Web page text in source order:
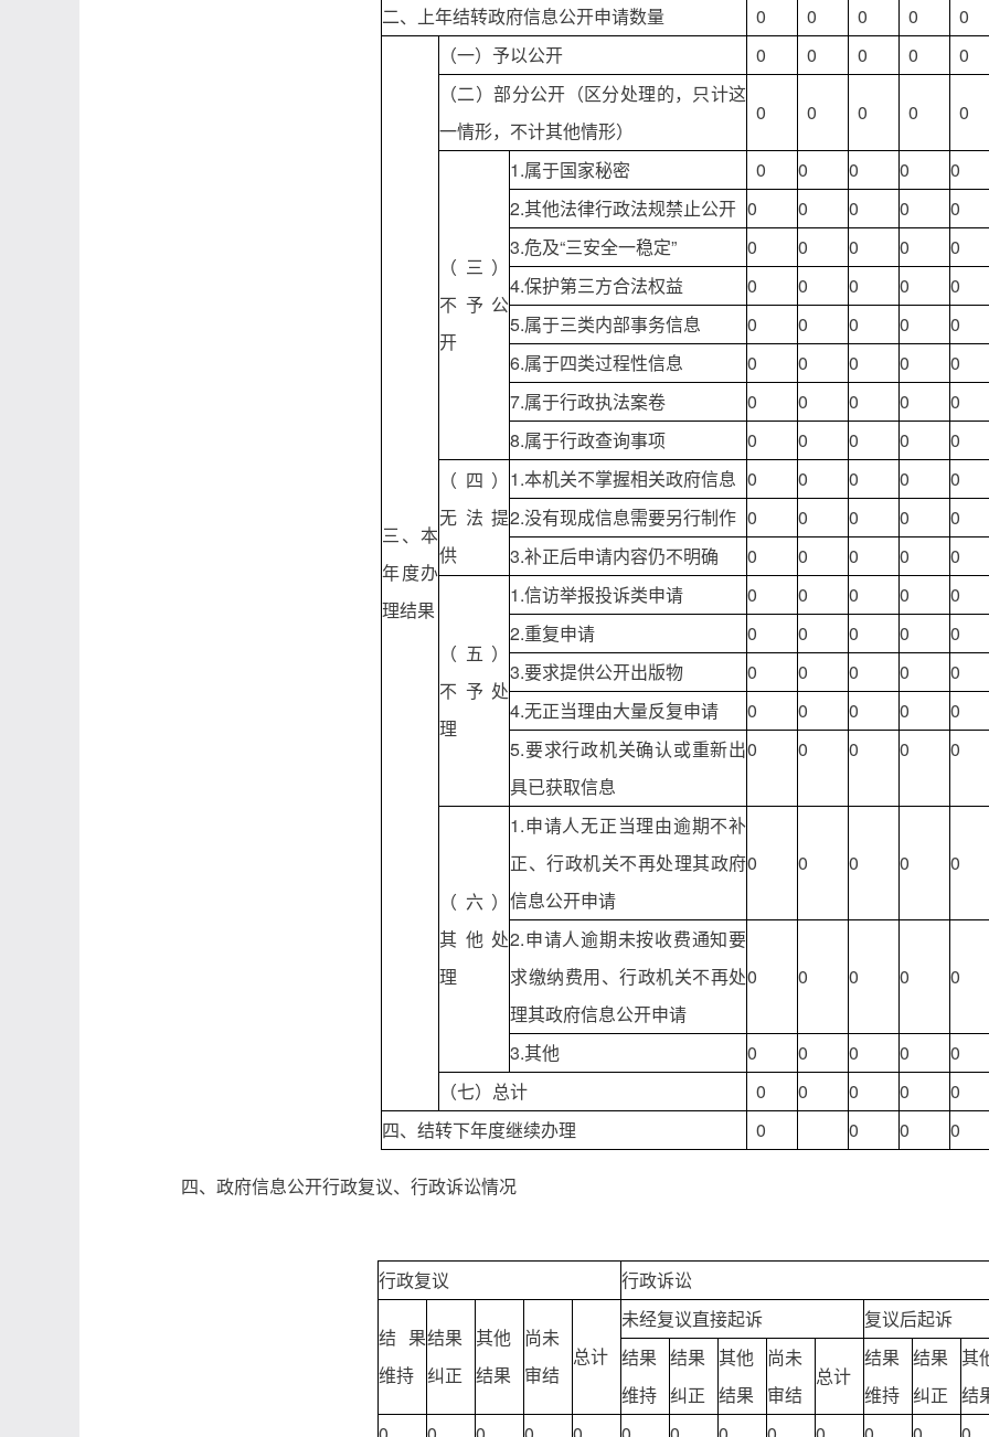
二、上年结转政府信息公开申请数量
0 0 0 0 0
三、本
年度办
理结果
（一）予以公开 0 0 0 0
0
（二）部分公开（区分处理的，只计这
一情形，不计其他情形）
0 0 0 0 0
（三）
不予公
开
1.属于国家秘密 0 0 0 0
0
2.其他法律行政法规禁止公开 0 0 0 0
0
3.危及“三安全一稳定”
0 0 0 0
0
4.保护第三方合法权益
0 0 0 0
0
5.属于三类内部事务信息
0 0 0 0
0
6.属于四类过程性信息
0 0 0 0
0
7.属于行政执法案卷
0 0 0 0
0
8.属于行政查询事项
0 0 0 0
0
（四）
无法提
供
1.本机关不掌握相关政府信息 0 0 0 0
0
2.没有现成信息需要另行制作 0 0 0 0
0
3.补正后申请内容仍不明确
0 0 0 0 0
（五）
不予处
理
1.信访举报投诉类申请 0 0 0 0
0
2.重复申请
0 0 0 0
0
3.要求提供公开出版物
0 0 0 0
0
4.无正当理由大量反复申请
0 0 0 0
0
5.要求行政机关确认或重新出
具已获取信息
0 0 0 0 0
（六）
其他处
理
1.申请人无正当理由逾期不补
正、行政机关不再处理其政府
信息公开申请
0 0 0 0 0
2.申请人逾期未按收费通知要
求缴纳费用、行政机关不再处
理其政府信息公开申请
0 0 0 0 0
3.其他 0 0 0 0
0
（七）总计
0 0 0 0
0
四、结转下年度继续办理
0 0 0 0
四、政府信息公开行政复议、行政诉讼情况
行政复议 行政诉讼
结果
维持
结果
纠正
其他
结果
尚未
审结
总计
未经复议直接起诉
复议后起诉
结果
维持
结果
纠正
其他
结果
尚未
审结
总计
结果
维持
结果
纠正
其
结